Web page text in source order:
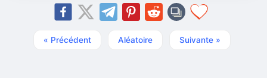
« Précédent Aléatoire Suivante »